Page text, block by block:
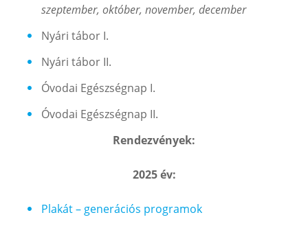
szeptember, október, november, december
Nyári tábor I.
Nyári tábor II.
Óvodai Egészségnap I.
Óvodai Egészségnap II.
Rendezvények:
2025 év:
Plakát – generációs programok